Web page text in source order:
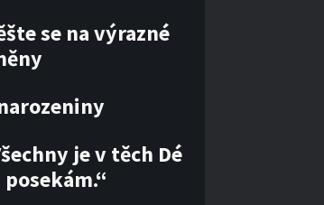
se na výrazné
je v těch Dé